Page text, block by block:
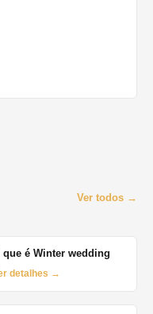
Ver todos →
que é Winter wedding
detalhes →